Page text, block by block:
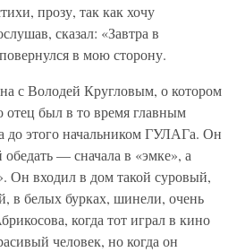
прозу, так как хочу
сказал: «Завтра в
в мою сторону.
с Володей Кругловым, о котором
был в то время главным
этого начальником ГУЛАГа. Он
— сначала в «эмке», а
Он входил в дом такой суровый,
в белых бурках, шинели, очень
когда тот играл в кино
человек, но когда он